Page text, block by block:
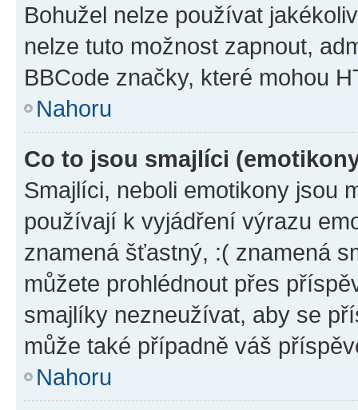
Bohužel nelze používat
nelze tuto možnost zapnout,
BBCode značky, které mohou
Nahoru
Co to jsou smajlíci
Smajlíci, neboli emotikony jsou
používají k vyjádření výrazu
znamená šťastný, :( znamená
můžete prohlédnout přes
smajlíky nezneužívat, aby se
může také případně váš
Nahoru